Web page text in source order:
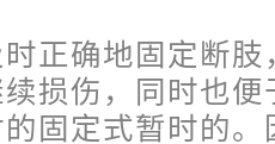
正确地固定断
损伤，同时也
固定式暂时的